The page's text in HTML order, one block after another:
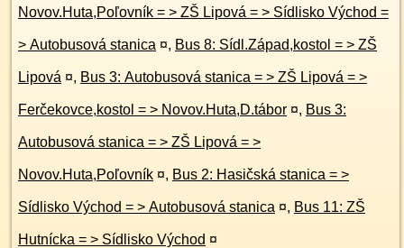
Novov.Huta,Poľovník = > ZŠ Lipová = > Sídlisko Východ =
> Autobusová stanica ¤, Bus 8: Sídl.Západ,kostol = > ZŠ
Lipová ¤, Bus 3: Autobusová stanica = > ZŠ Lipová = >
Ferčekovce,kostol = > Novov.Huta,D.tábor ¤, Bus 3:
Autobusová stanica = > ZŠ Lipová = >
Novov.Huta,Poľovník ¤, Bus 2: Hasičská stanica = >
Sídlisko Východ = > Autobusová stanica ¤, Bus 11: ZŠ
Hutnícka = > Sídlisko Východ ¤